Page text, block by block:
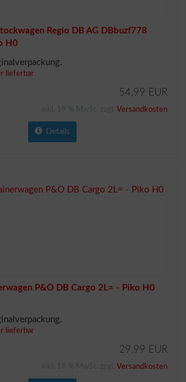
Regio DB AG DBbuzf778
H0
lieferbar
54,99 EUR
Versandkosten
Details
P&O DB Cargo 2L= - Piko H0
lieferbar
29,99 EUR
Versandkosten